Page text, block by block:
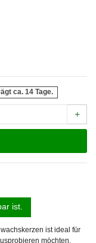
ca. 14 Tage.
+
ist.
ist ideal für
möchten.